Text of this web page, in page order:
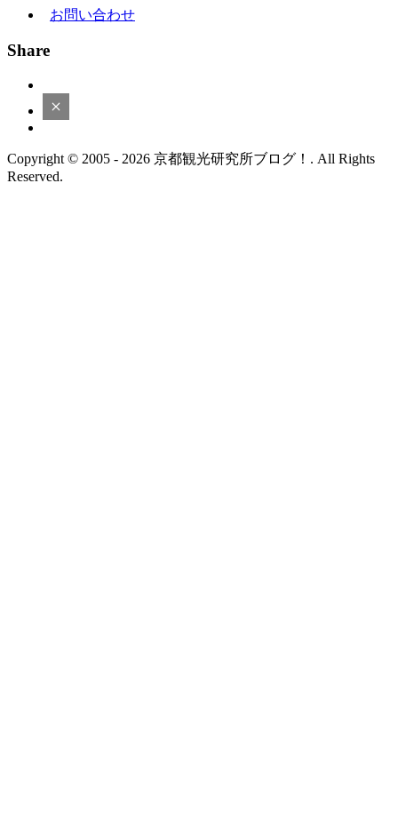
お問い合わせ
Share
Copyright © 2005 - 2026 京都観光研究所ブログ！. All Rights
Reserved.